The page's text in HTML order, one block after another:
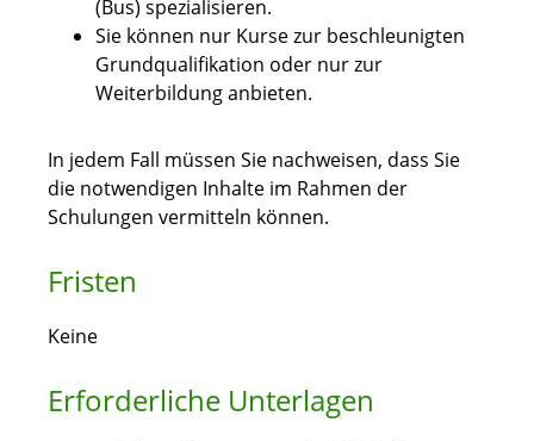
(Bus) spezialisieren.
Sie können nur Kurse zur beschleunigten
Grundqualifikation oder nur zur
Weiterbildung anbieten.
In jedem Fall müssen Sie nachweisen, dass Sie
die notwendigen Inhalte im Rahmen der
Schulungen vermitteln können.
Fristen
Keine
Erforderliche Unterlagen